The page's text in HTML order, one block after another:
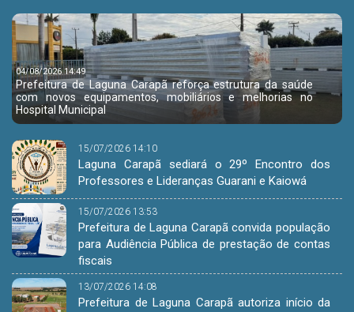
04/08/2026 14:49
Prefeitura de Laguna Carapã reforça estrutura da saúde
com novos equipamentos, mobiliários e melhorias no
Hospital Municipal
15/07/2026 14:10
Laguna Carapã sediará o 29º Encontro dos
Professores e Lideranças Guarani e Kaiowá
15/07/2026 13:53
Prefeitura de Laguna Carapã convida população
para Audiência Pública de prestação de contas
fiscais
13/07/2026 14:08
Prefeitura de Laguna Carapã autoriza início da